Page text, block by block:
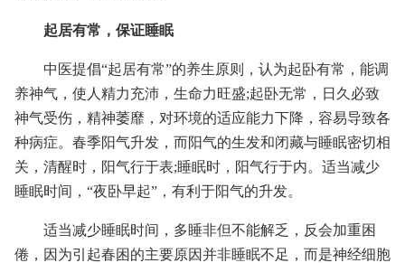
起居有常，保证睡眠
中医提倡“起居有常”的养生原则，认为起卧有常，能调
养神气，使人精力充沛，生命力旺盛;起卧无常，日久必致
神气受伤，精神萎靡，对环境的适应能力下降，容易导致各
种病症。春季阳气升发，而阳气的生发和闭藏与睡眠密切相
关，清醒时，阳气行于表;睡眠时，阳气行于内。适当减少
睡眠时间，“夜卧早起”，有利于阳气的升发。
适当减少睡眠时间，多睡非但不能解乏，反会加重困
倦，因为引起春困的主要原因并非睡眠不足，而是神经细胞